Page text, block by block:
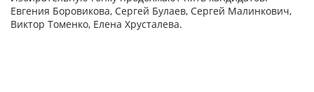
Евгения Боровикова, Сергей Булаев, Сергей Малинкович,
Виктор Томенко, Елена Хрусталева.